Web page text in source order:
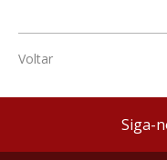
Voltar
Siga-